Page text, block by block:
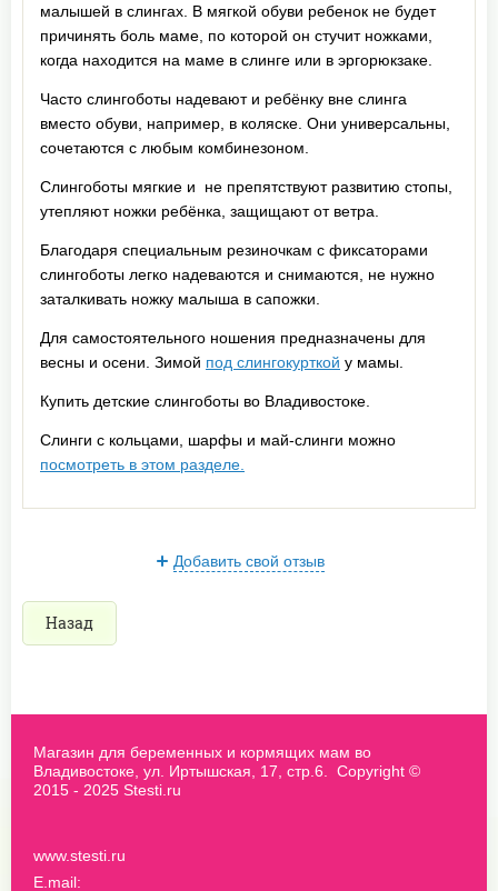
малышей в слингах. В мягкой обуви ребенок не будет
причинять боль маме, по которой он стучит ножками,
когда находится на маме в слинге или в эргорюкзаке.
Часто слингоботы надевают и ребёнку вне слинга
вместо обуви, например, в коляске. Они универсальны,
сочетаются с любым комбинезоном.
Слингоботы мягкие и не препятствуют развитию стопы,
утепляют ножки ребёнка, защищают от ветра.
Благодаря специальным резиночкам с фиксаторами
слингоботы легко надеваются и снимаются, не нужно
заталкивать ножку малыша в сапожки.
Для самостоятельного ношения предназначены для
весны и осени. Зимой под слингокурткой у мамы.
Купить детские слингоботы во Владивостоке.
Слинги с кольцами, шарфы и май-слинги можно
посмотреть в этом разделе.
Добавить свой отзыв
Назад
Магазин для беременных и кормящих мам во
Владивостоке, ул. Иртышская, 17, стр.6. Copyright ©
2015 - 2025 Stesti.ru
www.stesti.ru
E.mail: